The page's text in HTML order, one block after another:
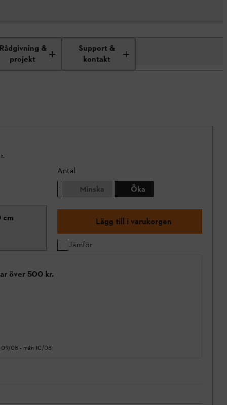
Rådgivning &
projekt
Support &
kontakt
cm
Antal
Minska
Öka
Lägg till i varukorgen
Jämför
över 500 kr.
09/08 - mån 10/08